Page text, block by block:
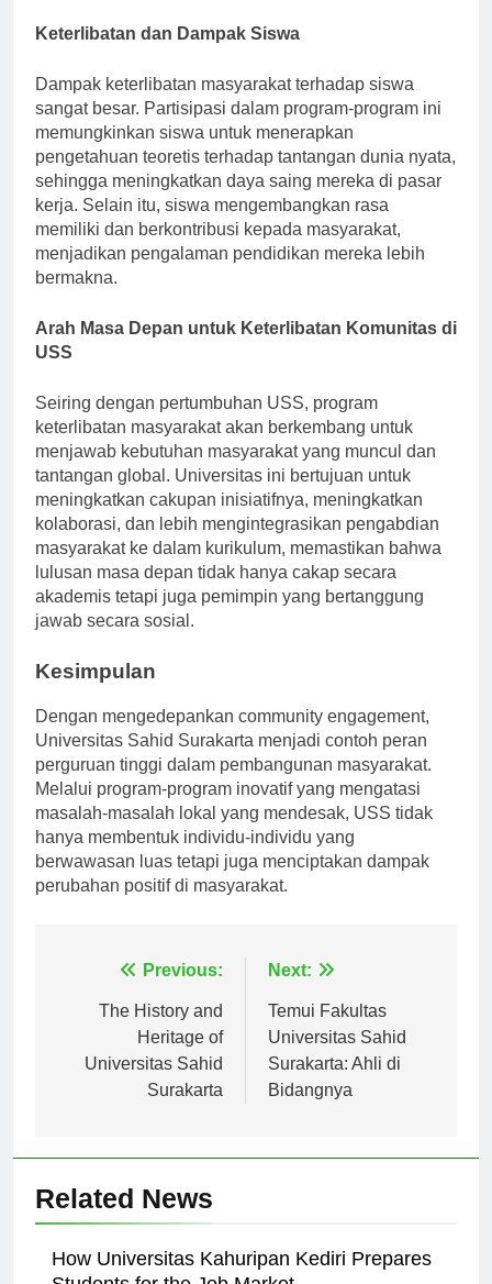
Keterlibatan dan Dampak Siswa
Dampak keterlibatan masyarakat terhadap siswa
sangat besar. Partisipasi dalam program-program ini
memungkinkan siswa untuk menerapkan
pengetahuan teoretis terhadap tantangan dunia nyata,
sehingga meningkatkan daya saing mereka di pasar
kerja. Selain itu, siswa mengembangkan rasa
memiliki dan berkontribusi kepada masyarakat,
menjadikan pengalaman pendidikan mereka lebih
bermakna.
Arah Masa Depan untuk Keterlibatan Komunitas di
USS
Seiring dengan pertumbuhan USS, program
keterlibatan masyarakat akan berkembang untuk
menjawab kebutuhan masyarakat yang muncul dan
tantangan global. Universitas ini bertujuan untuk
meningkatkan cakupan inisiatifnya, meningkatkan
kolaborasi, dan lebih mengintegrasikan pengabdian
masyarakat ke dalam kurikulum, memastikan bahwa
lulusan masa depan tidak hanya cakap secara
akademis tetapi juga pemimpin yang bertanggung
jawab secara sosial.
Kesimpulan
Dengan mengedepankan community engagement,
Universitas Sahid Surakarta menjadi contoh peran
perguruan tinggi dalam pembangunan masyarakat.
Melalui program-program inovatif yang mengatasi
masalah-masalah lokal yang mendesak, USS tidak
hanya membentuk individu-individu yang
berwawasan luas tetapi juga menciptakan dampak
perubahan positif di masyarakat.
Navigasi
pos
Previous:
The History and
Heritage of
Universitas Sahid
Surakarta
Next:
Temui Fakultas
Universitas Sahid
Surakarta: Ahli di
Bidangnya
Related News
How Universitas Kahuripan Kediri Prepares